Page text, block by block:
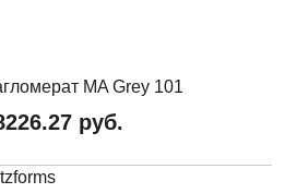
MA Grey 101
руб.